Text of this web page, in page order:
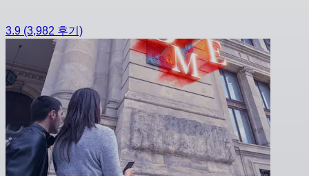
3.9 (3,982 후기)